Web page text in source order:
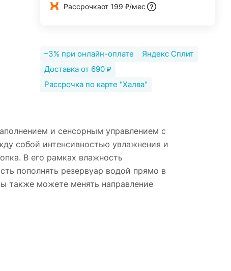
Рассрочкаот 199 ₽/мес
–3% при онлайн-оплате
Яндекс Сплит
Доставка от 690 ₽
Рассрочка по карте "Халва"
и сенсорным управлением с
собой интенсивностью увлажнения и
В его рамках влажность
пополнять резервуар водой прямо в
также можете менять направление